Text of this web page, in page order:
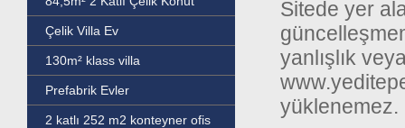
Çelik Villa Ev
130m² klass villa
Prefabrik Evler
2 katlı 252 m2 konteyner ofis
Sitede yer
yanlışlık
yüklenemez.